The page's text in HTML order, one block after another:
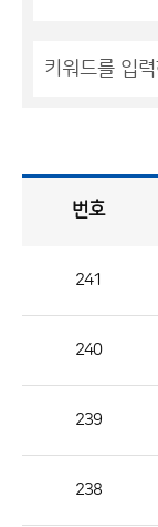
론
번호
241
240
239
238